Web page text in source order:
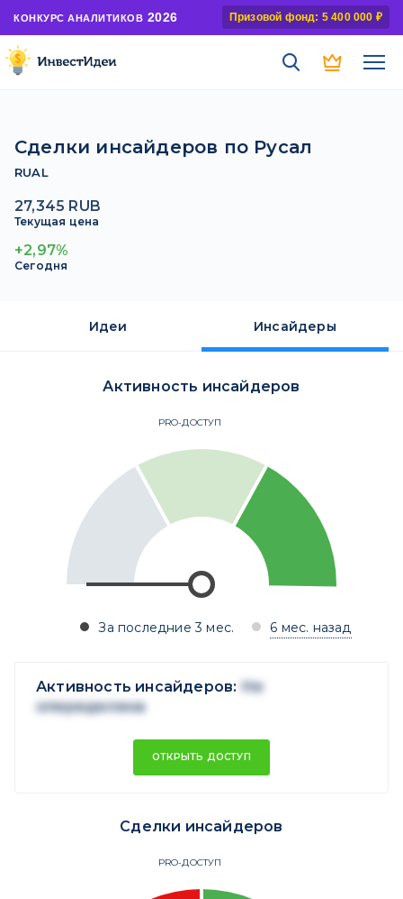
КОНКУРС АНАЛИТИКОВ 2026 Призовой фонд: 5 400 000 ₽
Сделки инсайдеров по Русал
RUAL
27,345 RUB
Текущая цена
+2,97%
Сегодня
Идеи Инсайдеры
Активность инсайдеров
PRO-ДОСТУП
За последние 3 мес. 6 мес. назад
Активность инсайдеров: Не
опеределена
ОТКРЫТЬ ДОСТУП
Сделки инсайдеров
PRO-ДОСТУП